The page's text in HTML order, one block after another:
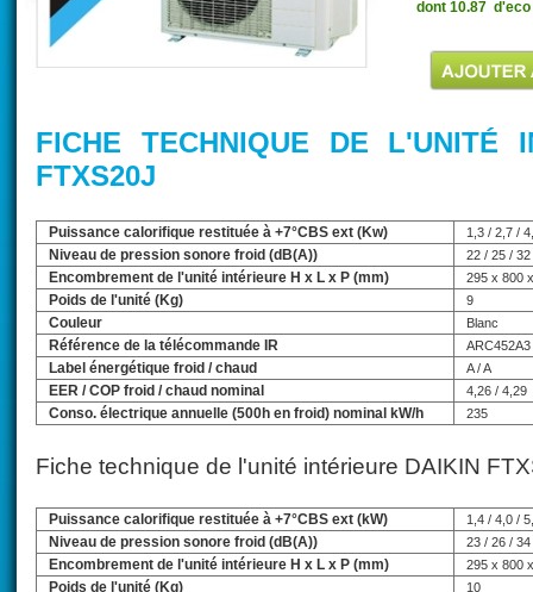
dont 10.87 
FICHE TECHNIQUE DE L'UNITÉ
FTXS20J
Puissance calorifique restituée à +7°CBS ext (Kw) 1,3 / 2,7 /
Niveau de pression sonore froid (dB(A)) 22 / 25 / 32
Encombrement de l'unité intérieure H x L x P (mm) 295 x 800
Poids de l'unité (Kg) 9
Couleur Blanc
Référence de la télécommande IR ARC452A3
Label énergétique froid / chaud A / A
EER / COP froid / chaud nominal 4,26 / 4,29
Conso. électrique annuelle (500h en froid) nominal kW/h 235
Fiche technique de l'unité intérieure DAIKIN
Puissance calorifique restituée à +7°CBS ext (kW) 1,4 / 4,0 /
Niveau de pression sonore froid (dB(A)) 23 / 26 / 34
Encombrement de l'unité intérieure H x L x P (mm) 295 x 800
Poids de l'unité (Kg) 10